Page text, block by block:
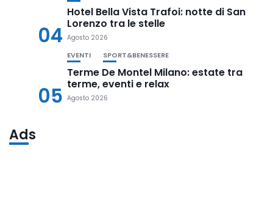
04
Hotel Bella Vista Trafoi: notte di San
Lorenzo tra le stelle
Agosto 2026
05
EVENTI SPORT&BENESSERE
Terme De Montel Milano: estate tra
terme, eventi e relax
Agosto 2026
Ads